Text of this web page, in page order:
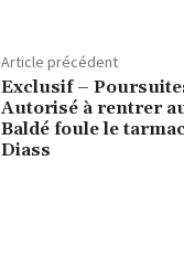
Article précédent
Exclusif –
Autorisé à rentrer
Baldé foule le
Diass